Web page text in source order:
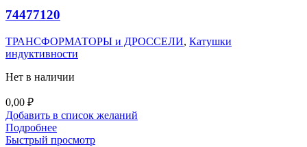
74477120
ТРАНСФОРМАТОРЫ и ДРОССЕЛИ, Катушки
индуктивности
Нет в наличии
0,00 ₽
Добавить в список желаний
Подробнее
Быстрый просмотр